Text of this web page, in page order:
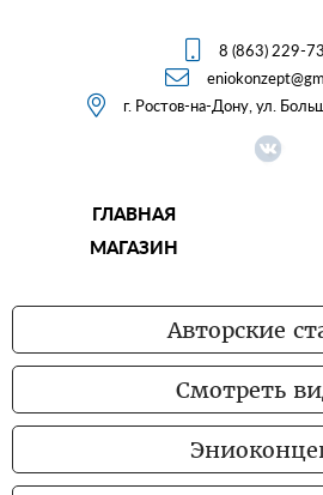
 8 (863) 229-

 г. Ростов-на-Дону, ул.
ГЛАВНАЯ
МАГАЗИН
Авторские
Смотреть